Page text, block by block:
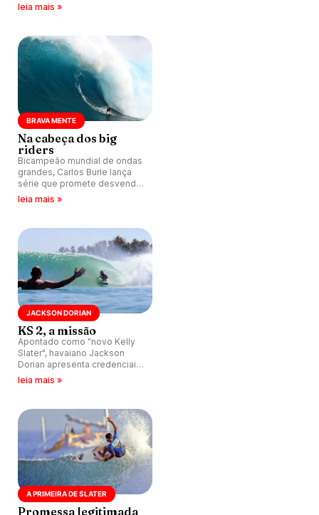
Josh Moniz, Ēwe Wong, Luana
outros.
leia mais »
BRAVA MENTE
Na cabeça dos big
riders
Bicampeão mundial de ondas
grandes, Carlos Burle lança
série que promete desvendar
segredos, traumas e
leia mais »
JACKSON DORIAN
KS 2, a missão
Apontado como "novo Kelly
Slater", havaiano Jackson
Dorian apresenta credenciais
respeitáveis.
leia mais »
A PRIMEIRA DE SLATER
Promessa legitimada